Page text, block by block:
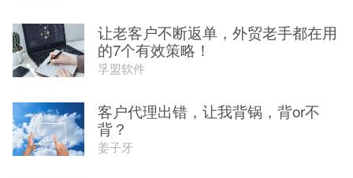
让老客户不断返单，外贸老手都在用
的7个有效策略！
孚盟软件
客户代理出错，让我背锅，背or不
背？
姜子牙